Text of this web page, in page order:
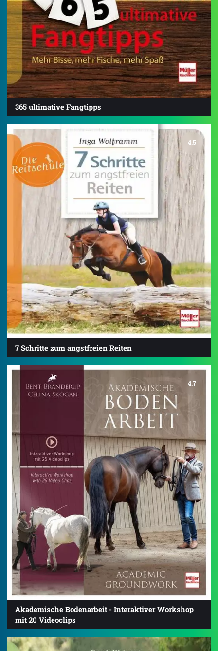
365 ultimative Fangtipps
4.5
7 Schritte zum angstfreien Reiten
4.7
Akademische Bodenarbeit - Interaktiver Workshop
mit 20 Videoclips